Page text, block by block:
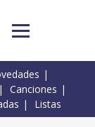
Canciones
Listas